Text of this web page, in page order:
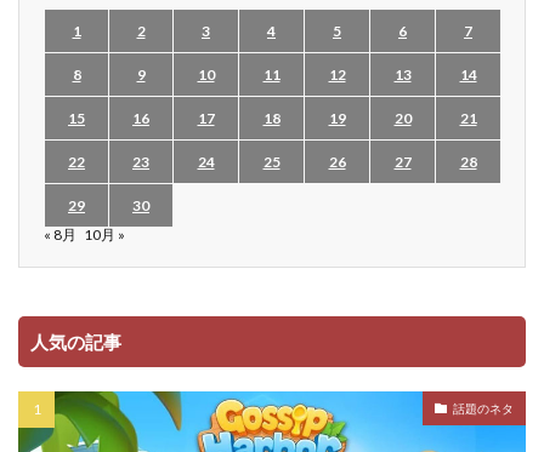
1 2 3 4 5 6 7
8 9 10 11 12 13 14
15 16 17 18 19 20 21
22 23 24 25 26 27 28
29
30
« 8月 10月 »
人気の記事
話題のネタ